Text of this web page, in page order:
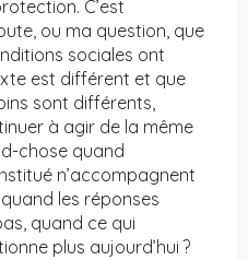
C’est
ou ma question, que
sociales ont
est différent et que
sont différents,
à agir de la même
chose quand
n’accompagnent
les réponses
quand ce qui
plus aujourd’hui ?